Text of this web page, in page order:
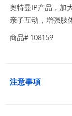
玩具促销
玩具清货
奥特曼IP产品，加
亲子互动，增强肢
商品# 108159
注意事項